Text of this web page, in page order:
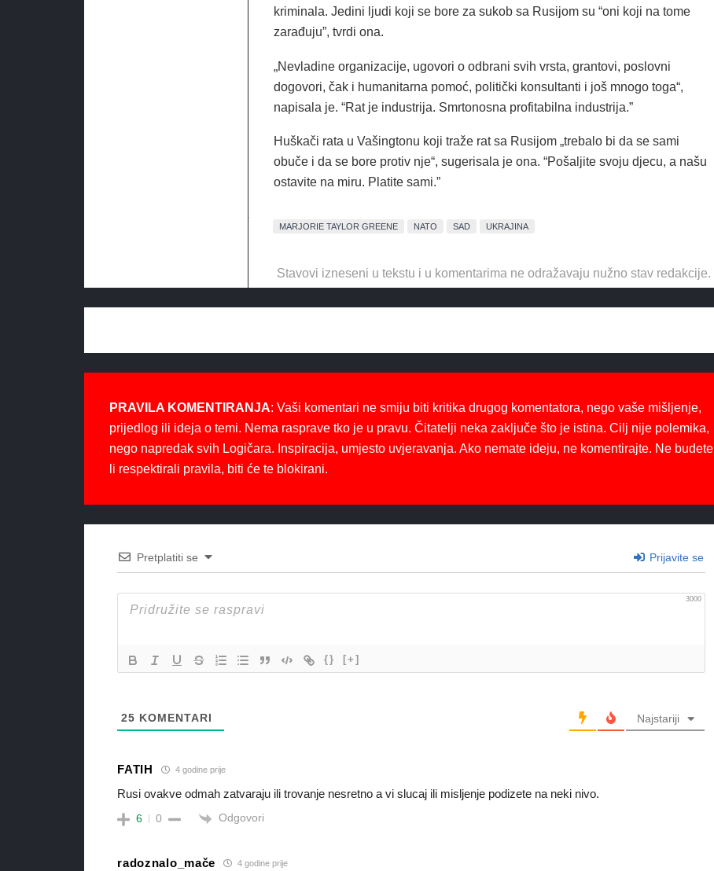
kriminala. Jedini ljudi koji se bore za sukob sa Rusijom su “oni koji na tome
zarađuju”, tvrdi ona.
„Nevladine organizacije, ugovori o odbrani svih vrsta, grantovi, poslovni
dogovori, čak i humanitarna pomoć, politički konsultanti i još mnogo toga“,
napisala je. “Rat je industrija. Smrtonosna profitabilna industrija.”
Huškači rata u Vašingtonu koji traže rat sa Rusijom „trebalo bi da se sami
obuče i da se bore protiv nje“, sugerisala je ona. “Pošaljite svoju djecu, a našu
ostavite na miru. Platite sami.”
MARJORIE TAYLOR GREENE NATO SAD UKRAJINA
Stavovi izneseni u tekstu i u komentarima ne odražavaju nužno stav redakcije.
PRAVILA KOMENTIRANJA: Vaši komentari ne smiju biti kritika drugog komentatora, nego vaše mišljenje,
prijedlog ili ideja o temi. Nema rasprave tko je u pravu. Čitatelji neka zaključe što je istina. Cilj nije polemika,
nego napredak svih Logičara. Inspiracija, umjesto uvjeravanja. Ako nemate ideju, ne komentirajte. Ne budete
li respektirali pravila, biti će te blokirani.
Pretplatiti se Prijavite se
3000
{} [+]
25 KOMENTARI Najstariji
FATIH 4 godine prije
Rusi ovakve odmah zatvaraju ili trovanje nesretno a vi slucaj ili misljenje podizete na neki nivo.
6 0 Odgovori
radoznalo_mače 4 godine prije